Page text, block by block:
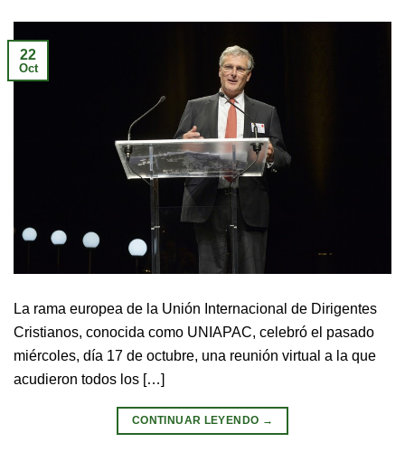
22
Oct
La rama europea de la Unión Internacional de Dirigentes
Cristianos, conocida como UNIAPAC, celebró el pasado
miércoles, día 17 de octubre, una reunión virtual a la que
acudieron todos los […]
CONTINUAR LEYENDO →